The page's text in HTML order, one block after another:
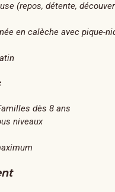
(repos, détente,
en calèche avec pique-
dès 8 ans
niveaux